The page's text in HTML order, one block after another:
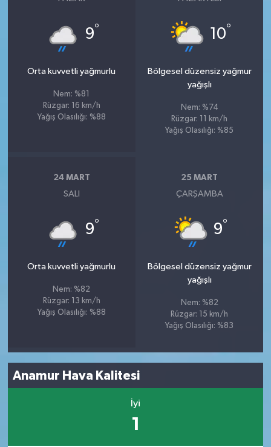
9°
Orta kuvvetli yağmurlu
Nem: %81
Rüzgar: 16 km/h
Yağış Olasılığı: %88
10°
Bölgesel düzensiz yağmur
yağışlı
Nem: %74
Rüzgar: 11 km/h
Yağış Olasılığı: %85
24 MART
SALI
9°
Orta kuvvetli yağmurlu
Nem: %82
Rüzgar: 13 km/h
Yağış Olasılığı: %88
25 MART
ÇARŞAMBA
9°
Bölgesel düzensiz yağmur
yağışlı
Nem: %82
Rüzgar: 15 km/h
Yağış Olasılığı: %83
Anamur Hava Kalitesi
İyi
1